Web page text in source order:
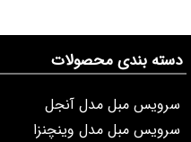
دسته بندی محصولات
سرویس مبل مدل آنجل
سرویس مبل مدل وینچنزا